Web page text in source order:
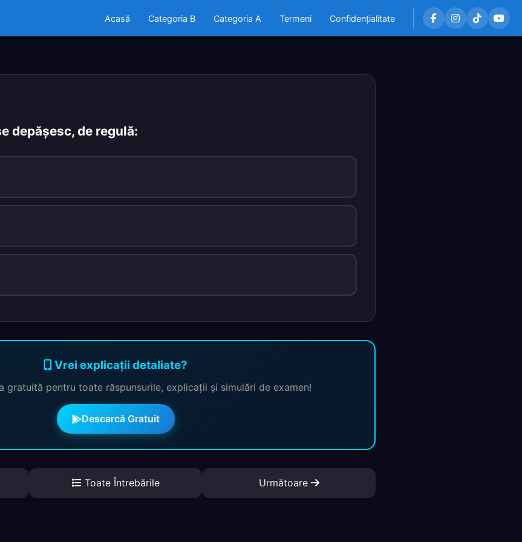
Acasă Categoria B Categoria A Termeni Confidențialitate
depăşesc, de regulă:
Vrei explicații detaliate?
gratuită pentru toate răspunsurile, explicații și simulări de examen!
Descarcă Gratuit
Toate Întrebările Următoare